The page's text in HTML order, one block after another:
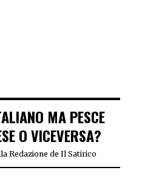
MA PESCE
O VICEVERSA?
Redazione de Il Satirico